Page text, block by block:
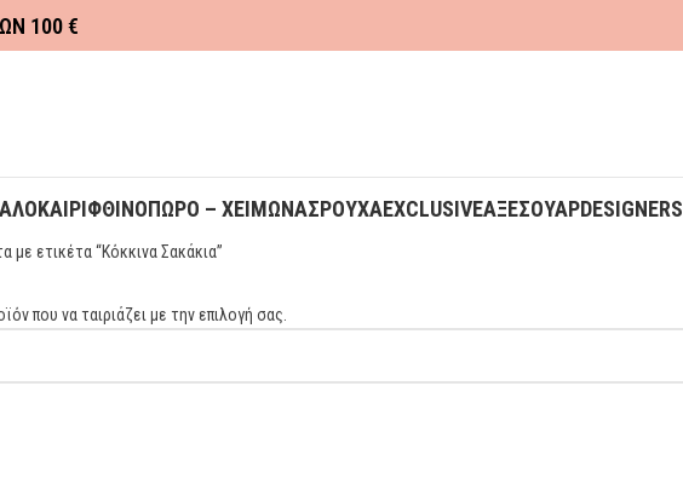
100 €
ΦΘΙΝΟΠΩΡΟ – ΧΕΙΜΩΝΑΣΡΟΥΧΑEXCLUSIVEΑΞΕΣΟΥΑΡDESIGNERS
με ετικέτα “Κόκκινα Σακάκια”
που να ταιριάζει με την επιλογή σας.